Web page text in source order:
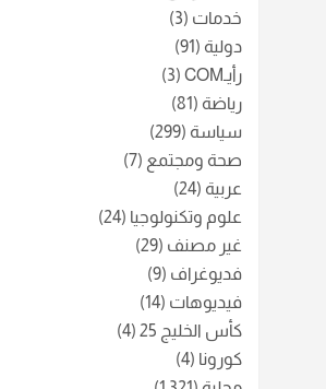
خدمات (3)
دولية (91)
رأيـCOM
(3)
رياضة (81)
سياسة (299)
صحة ومجتمع (7)
عربية (24)
علوم وتكنولوجيا (24)
غير مصنف (29)
فديوغراف (9)
فيديوهات (14)
كأس الخليج 25
(4)
كورونا (4)